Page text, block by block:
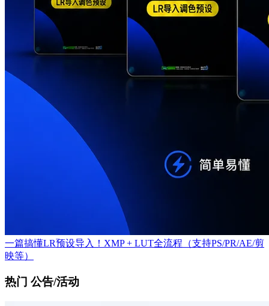
一篇搞懂LR预设导入！XMP + LUT全流程（支持PS/PR/AE/剪
映等）
热门 公告/活动